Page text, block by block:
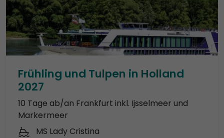
Frühling und Tulpen in Holland
2027
10 Tage ab/an Frankfurt inkl. Ijsselmeer und
Markermeer
MS Lady Cristina